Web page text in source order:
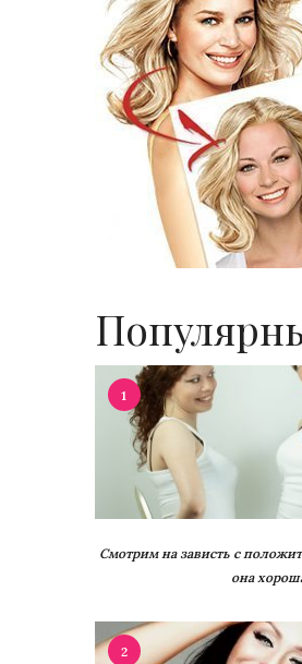
1
Смотрим на зависть с
она
2